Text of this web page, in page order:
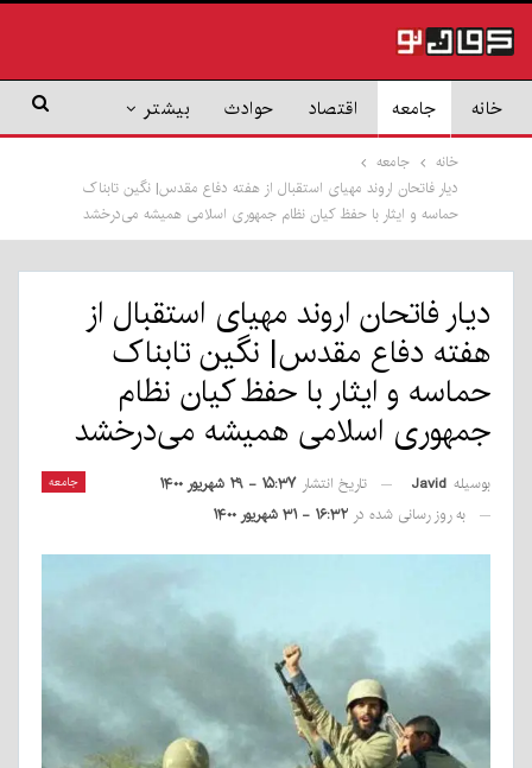
خانه جامعه اقتصاد حوادث بیشتر
خانه
جامعه
دیار فاتحان اروند مهیای استقبال از هفته دفاع مقدس| نگین تابناک
حماسه و ایثار با حفظ کیان نظام جمهوری اسلامی همیشه می‌درخشد
دیار فاتحان اروند مهیای استقبال از
هفته دفاع مقدس| نگین تابناک
حماسه و ایثار با حفظ کیان نظام
جمهوری اسلامی همیشه می‌درخشد
جامعه بوسیله Javid تاریخ انتشار ۱۵:۳۷ - ۲۹ شهریور ۱۴۰۰
به روز رسانی شده در ۱۶:۳۲ - ۳۱ شهریور ۱۴۰۰